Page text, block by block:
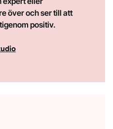
över och ser till att
positiv.